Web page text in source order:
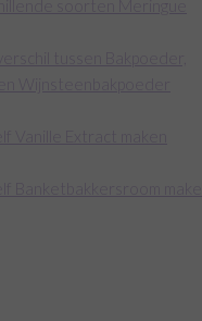
soorten Meringue
tussen Bakpoeder,
en Wijnsteenbakpoeder
Vanille Extract maken
Banketbakkersroom maken